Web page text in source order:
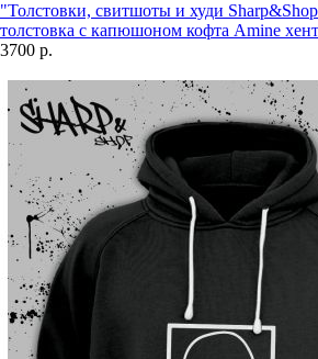
"Толстовки, свитшоты и худи
толстовка с капюшоном кофта Amine
3700 р.